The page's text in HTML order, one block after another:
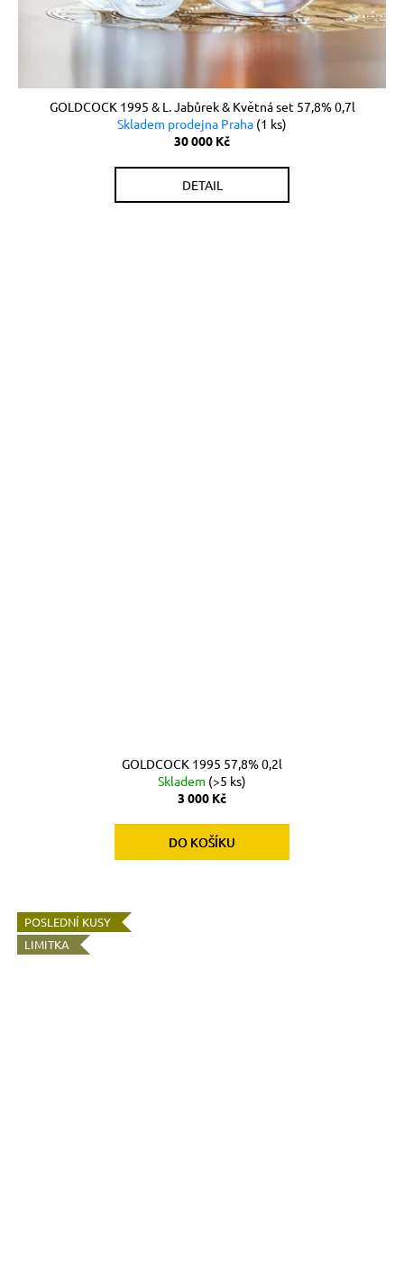
GOLDCOCK 1995 & L. Jabůrek & Květná set 57,8% 0,7l
Skladem prodejna Praha (1 ks)
30 000 Kč
DETAIL
GOLDCOCK 1995 57,8% 0,2l
Skladem (>5 ks)
3 000 Kč
DO KOŠÍKU
POSLEDNÍ KUSY
LIMITKA